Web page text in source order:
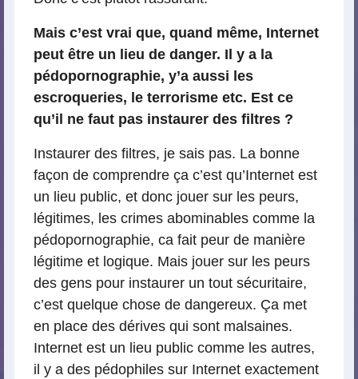
Mais c’est vrai que, quand même, Internet
peut être un lieu de danger. Il y a la
pédopornographie, y’a aussi les
escroqueries, le terrorisme etc. Est ce
qu’il ne faut pas instaurer des filtres ?
Instaurer des filtres, je sais pas. La bonne
façon de comprendre ça c’est qu’Internet est
un lieu public, et donc jouer sur les peurs,
légitimes, les crimes abominables comme la
pédopornographie, ca fait peur de manière
légitime et logique. Mais jouer sur les peurs
des gens pour instaurer un tout sécuritaire,
c’est quelque chose de dangereux. Ça met
en place des dérives qui sont malsaines.
Internet est un lieu public comme les autres,
il y a des pédophiles sur Internet exactement